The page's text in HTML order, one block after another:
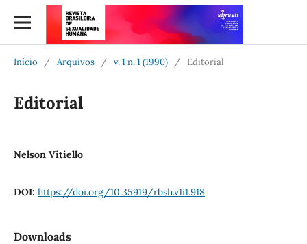
Início / Arquivos / v. 1 n. 1 (1990) / Editorial
Editorial
Nelson Vitiello
DOI: https://doi.org/10.35919/rbsh.v1i1.918
Downloads